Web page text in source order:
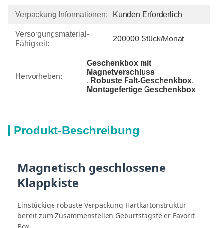
Verpackung Informationen: Kunden Erforderlich
Versorgungsmaterial-
Fähigkeit:
200000 Stück/Monat
Hervorheben:
Geschenkbox mit
Magnetverschluss
, Robuste Falt-Geschenkbox,
Montagefertige Geschenkbox
Produkt-Beschreibung
Magnetisch geschlossene
Klappkiste
Einstückige robuste Verpackung Hartkartonstruktur
bereit zum Zusammenstellen Geburtstagsfeier Favorit